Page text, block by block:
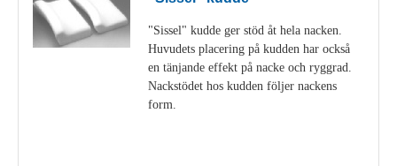
"Sissel" kudde ger stöd åt hela nacken.
Huvudets placering på kudden har också
en tänjande effekt på nacke och ryggrad.
Nackstödet hos kudden följer nackens
form.